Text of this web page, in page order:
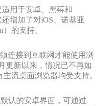
用于安卓、黑莓和
还增加了对iOS、诺基亚
）的支持。
连接到互联网才能使用浏
更新以来，情况已不再如
主流桌面浏览器均受支持。
认的安卓界面，可通过